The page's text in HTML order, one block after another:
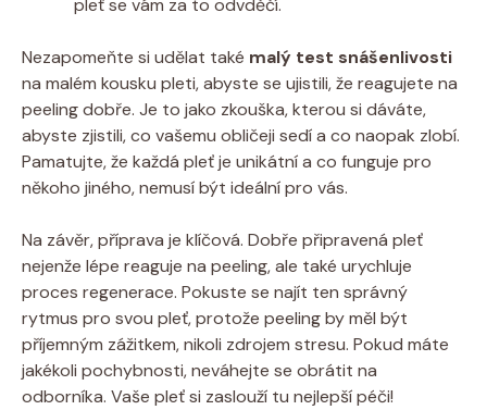
Nezapomeňte si udělat také malý test snášenlivosti
na malém kousku pleti, abyste se ujistili, že reagujete na
peeling dobře. Je to jako zkouška, kterou si dáváte,
abyste zjistili, co vašemu obličeji sedí a co naopak zlobí.
Pamatujte, že každá pleť je unikátní a co funguje pro
někoho jiného, nemusí být ideální pro vás.
Na závěr, příprava je klíčová. Dobře připravená pleť
nejenže lépe reaguje na peeling, ale také urychluje
proces regenerace. Pokuste se najít ten správný
rytmus pro svou pleť, protože peeling by měl být
příjemným zážitkem, nikoli zdrojem stresu. Pokud máte
jakékoli pochybnosti, neváhejte se obrátit na
odborníka. Vaše pleť si zaslouží tu nejlepší péči!